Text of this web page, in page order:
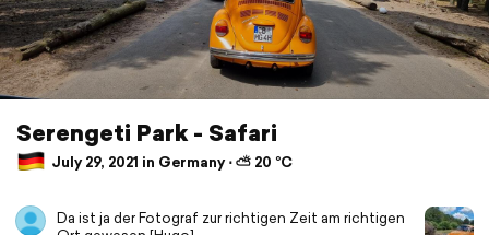
Serengeti Park - Safari
July 29, 2021 in Germany ⋅ ⛅ 20 °C
Da ist ja der Fotograf zur richtigen Zeit am richtigen